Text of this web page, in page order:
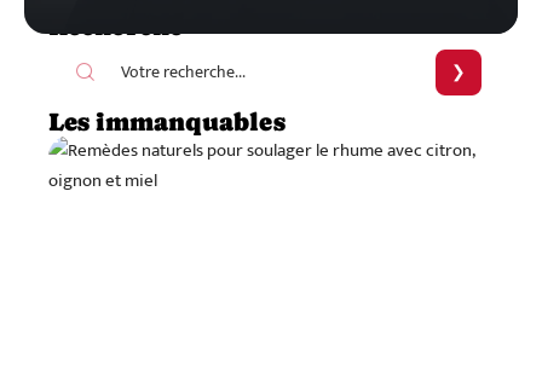
Les immanquables